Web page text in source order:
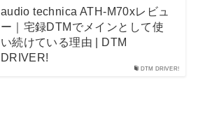
DTM DRIVER!
audio technica ATH-M70xレビュ
ー｜宅録DTMでメインとして使
い続けている理由 | DTM
DRIVER!